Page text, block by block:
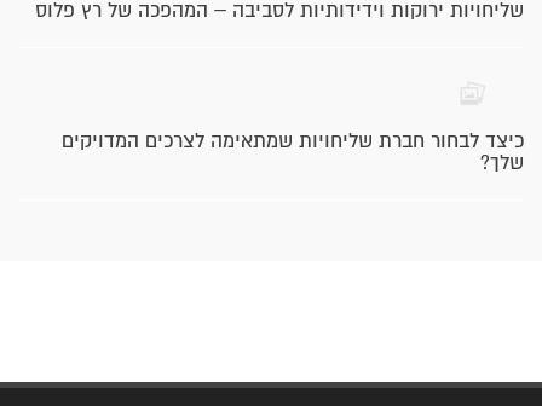
שליחויות ירוקות וידידותיות לסביבה – המהפכה של רץ פלוס
כיצד לבחור חברת שליחויות שמתאימה לצרכים המדויקים
שלך?